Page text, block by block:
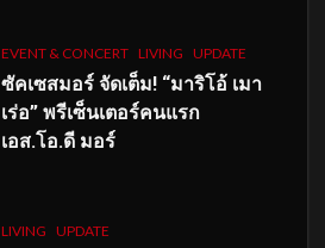
EVENT & CONCERT LIVING UPDATE
ซัคเซสมอร์ จัดเต็ม! “มาริโอ้ เมา
เร่อ” พรีเซ็นเตอร์คนแรก
เอส.โอ.ดี มอร์
LIVING UPDATE